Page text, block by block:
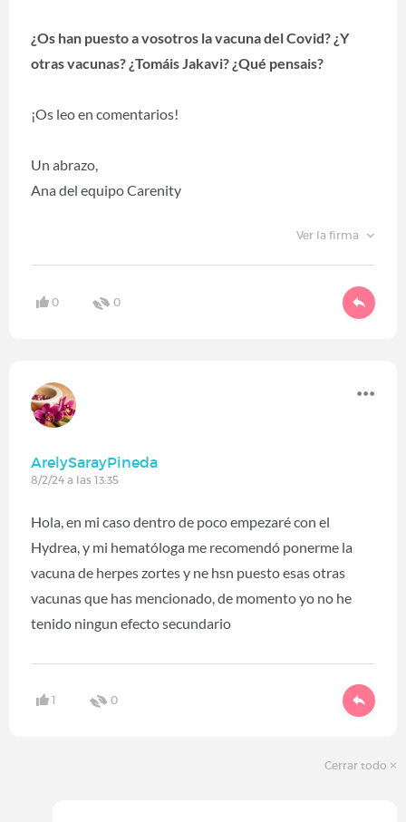
¿Os han puesto a vosotros la vacuna del Covid? ¿Y
otras vacunas? ¿Tomáis Jakavi? ¿Qué pensais?
¡Os leo en comentarios!
Un abrazo,
Ana del equipo Carenity
Ver la firma
0 0
ArelySarayPineda
8/2/24 a las 13:35
Hola, en mi caso dentro de poco empezaré con el
Hydrea, y mi hematóloga me recomendó ponerme la
vacuna de herpes zortes y ne hsn puesto esas otras
vacunas que has mencionado, de momento yo no he
tenido ningun efecto secundario
1 0
Cerrar todo